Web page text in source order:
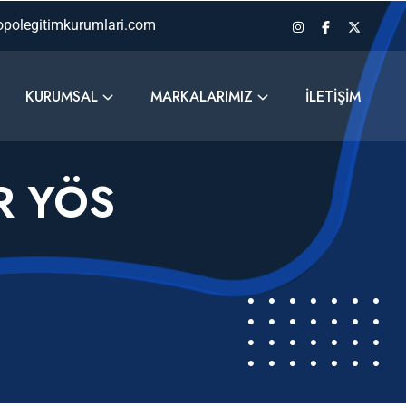
KURUMSAL MARKALARIMIZ İLETIŞIM
YÖS